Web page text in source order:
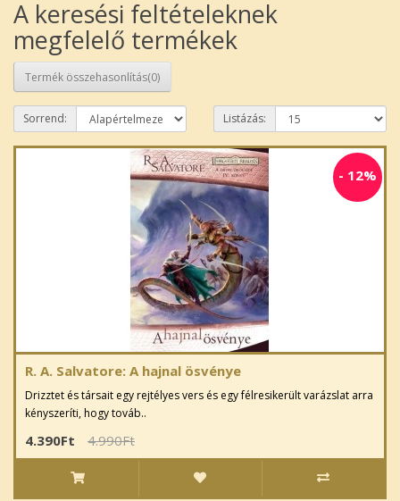
A keresési feltételeknek
megfelelő termékek
Termék összehasonlítás(0)
Sorrend: Listázás:
- 12%
R. A. Salvatore: A hajnal ösvénye
Drizztet és társait egy rejtélyes vers és egy félresikerült varázslat arra
kényszeríti, hogy továb..
4.390Ft 4.990Ft